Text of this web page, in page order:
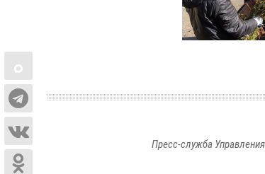
Пресс-служба